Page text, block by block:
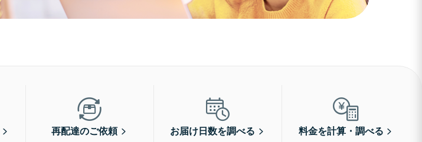
再配達のご依頼 お届け日数を調べる 料金を計算・調べる